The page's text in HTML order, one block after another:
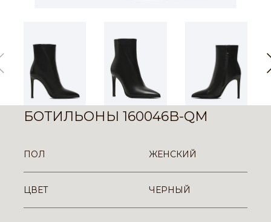
БОТИЛЬОНЫ 160046B-QM
ПОЛ ЖЕНСКИЙ
ЦВЕТ ЧЕРНЫЙ